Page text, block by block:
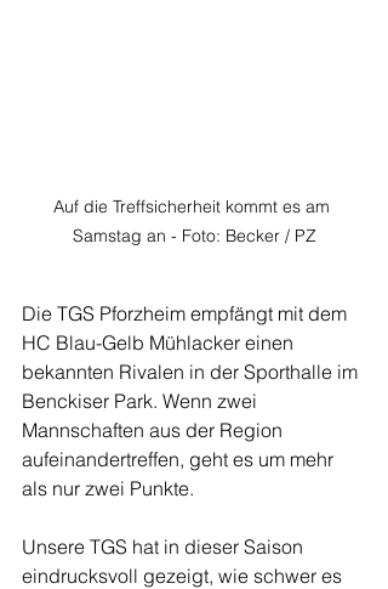
Auf die Treffsicherheit kommt es am
Samstag an - Foto: Becker / PZ
Die TGS Pforzheim empfängt mit dem
HC Blau-Gelb Mühlacker einen
bekannten Rivalen in der Sporthalle im
Benckiser Park. Wenn zwei
Mannschaften aus der Region
aufeinandertreffen, geht es um mehr
als nur zwei Punkte.
Unsere TGS hat in dieser Saison
eindrucksvoll gezeigt, wie schwer es